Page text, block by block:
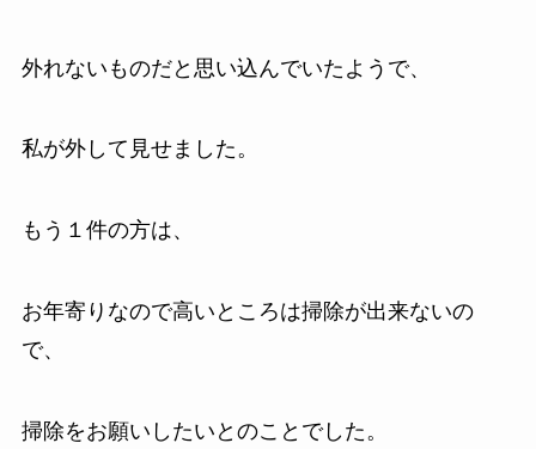
外れないものだと思い込んでいたようで、
私が外して見せました。
もう１件の方は、
お年寄りなので高いところは掃除が出来ないの
で、
掃除をお願いしたいとのことでした。